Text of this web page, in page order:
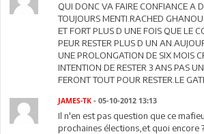
QUI DONC VA FAIRE CONFIANCE A
TOUJOURS MENTI.RACHED
ET FORT PLUS D UNE FOIS QUE LE
PEUR RESTER PLUS D UN
UNE PROLONGATION DE SIX MOIS
INTENTION DE RESTER 3 ANS PAS
FERONT TOUT POUR RESTER.LE
JAMES-TK - 05-10-2012 13:13
Il n'en est pas question que ce
prochaines élections,et quoi encore